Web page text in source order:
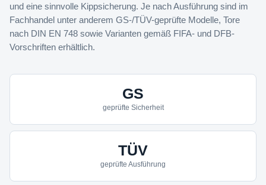
und eine sinnvolle Kippsicherung. Je nach Ausführung sind im
Fachhandel unter anderem GS-/TÜV-geprüfte Modelle, Tore
nach DIN EN 748 sowie Varianten gemäß FIFA- und DFB-
Vorschriften erhältlich.
GS
geprüfte Sicherheit
TÜV
geprüfte Ausführung